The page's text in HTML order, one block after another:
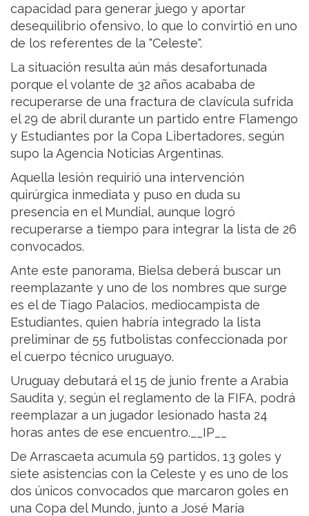
capacidad para generar juego y aportar
desequilibrio ofensivo, lo que lo convirtió en uno
de los referentes de la "Celeste".
La situación resulta aún más desafortunada
porque el volante de 32 años acababa de
recuperarse de una fractura de clavícula sufrida
el 29 de abril durante un partido entre Flamengo
y Estudiantes por la Copa Libertadores, según
supo la Agencia Noticias Argentinas.
Aquella lesión requirió una intervención
quirúrgica inmediata y puso en duda su
presencia en el Mundial, aunque logró
recuperarse a tiempo para integrar la lista de 26
convocados.
Ante este panorama, Bielsa deberá buscar un
reemplazante y uno de los nombres que surge
es el de Tiago Palacios, mediocampista de
Estudiantes, quien habría integrado la lista
preliminar de 55 futbolistas confeccionada por
el cuerpo técnico uruguayo.
Uruguay debutará el 15 de junio frente a Arabia
Saudita y, según el reglamento de la FIFA, podrá
reemplazar a un jugador lesionado hasta 24
horas antes de ese encuentro.__IP__
De Arrascaeta acumula 59 partidos, 13 goles y
siete asistencias con la Celeste y es uno de los
dos únicos convocados que marcaron goles en
una Copa del Mundo, junto a José María